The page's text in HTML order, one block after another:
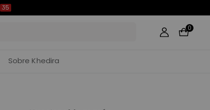
0
Sobre Khedira